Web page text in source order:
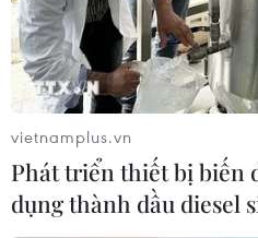
vietnamplus.vn
Phát triển thiết bị biến
dụng thành dầu diesel